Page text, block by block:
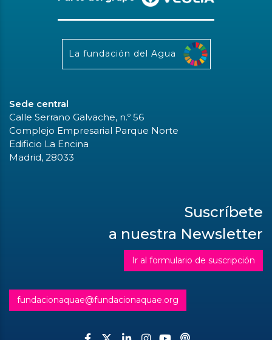
La fundación del Agua
Sede central
Calle Serrano Galvache, n.º 56
Complejo Empresarial Parque Norte
Edificio La Encina
Madrid, 28033
Suscríbete
a nuestra Newsletter
Ir al formulario de suscripción
fundacionaquae@fundacionaquae.org